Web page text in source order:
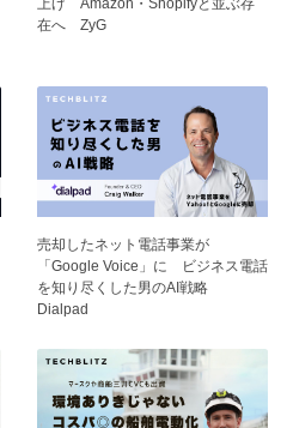
在へ ZyG
売却したネット電話事業が
「Google Voice」に ビジネス電話
を知り尽くした男のAI戦略
Dialpad